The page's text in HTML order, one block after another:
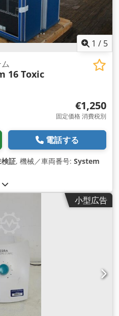
1 / 5
16 Toxic
€1,250
固定価格 消費税別
電話する
証, 機械／車両番号: System
小型広告